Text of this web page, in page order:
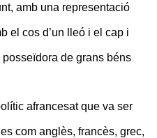
amb una representació
el cos d’un lleó i el cap i
de grans béns
afrancesat que va ser
com anglès, francès, grec,